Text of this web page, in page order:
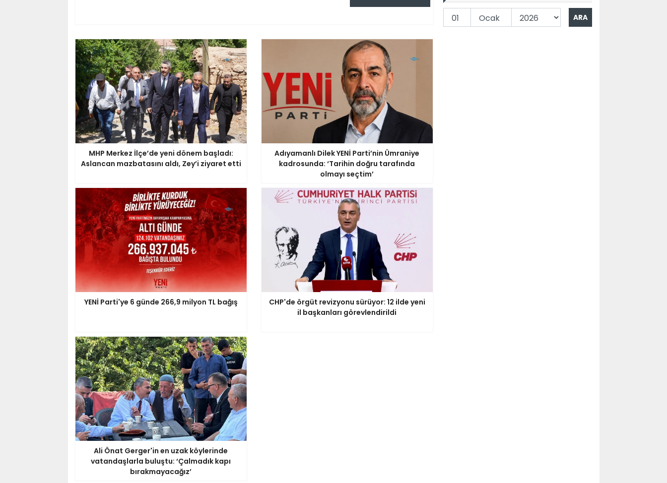
MHP Merkez İlçe’de yeni dönem başladı:
Aslancan mazbatasını aldı, Zey’i ziyaret etti
Adıyamanlı Dilek YENİ Parti’nin Ümraniye
kadrosunda: ‘Tarihin doğru tarafında
olmayı seçtim’
YENİ Parti'ye 6 günde 266,9 milyon TL bağış
CHP'de örgüt revizyonu sürüyor: 12 ilde yeni
il başkanları görevlendirildi
Ali Önat Gerger'in en uzak köylerinde
vatandaşlarla buluştu: ‘Çalmadık kapı
bırakmayacağız’